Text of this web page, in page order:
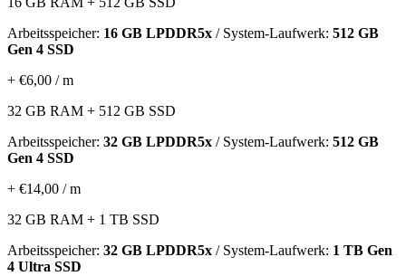
Arbeitsspeicher: 16 GB LPDDR5x / System-Laufwerk: 512 GB
Gen 4 SSD
+ €6,00 / m
32 GB RAM + 512 GB SSD
Arbeitsspeicher: 32 GB LPDDR5x / System-Laufwerk: 512 GB
Gen 4 SSD
+ €14,00 / m
32 GB RAM + 1 TB SSD
Arbeitsspeicher: 32 GB LPDDR5x / System-Laufwerk: 1 TB Gen
4 Ultra SSD